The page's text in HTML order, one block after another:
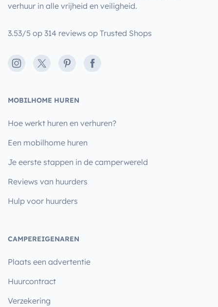
verhuur in alle vrijheid en veiligheid.
3.53/5 op 314 reviews op Trusted Shops
Instagram
X PinterestFacebook
MOBILHOME HUREN
Hoe werkt huren en verhuren?
Een mobilhome huren
Je eerste stappen in de camperwereld
Reviews van huurders
Hulp voor huurders
CAMPEREIGENAREN
Plaats een advertentie
Huurcontract
Verzekering